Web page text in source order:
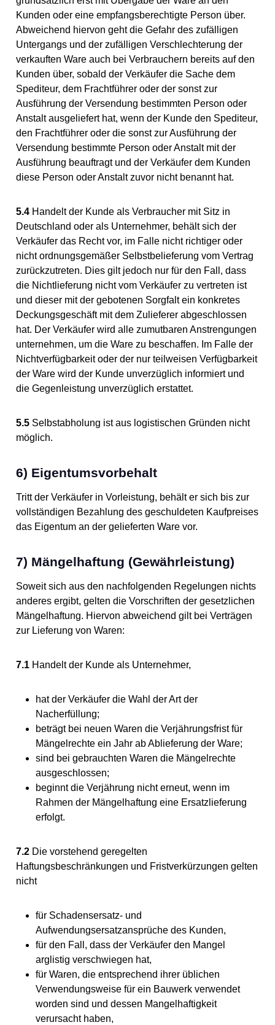
Kunden oder eine empfangsberechtigte Person über.
Abweichend hiervon geht die Gefahr des zufälligen
Untergangs und der zufälligen Verschlechterung der
verkauften Ware auch bei Verbrauchern bereits auf den
Kunden über, sobald der Verkäufer die Sache dem
Spediteur, dem Frachtführer oder der sonst zur
Ausführung der Versendung bestimmten Person oder
Anstalt ausgeliefert hat, wenn der Kunde den Spediteur,
den Frachtführer oder die sonst zur Ausführung der
Versendung bestimmte Person oder Anstalt mit der
Ausführung beauftragt und der Verkäufer dem Kunden
diese Person oder Anstalt zuvor nicht benannt hat.
5.4 Handelt der Kunde als Verbraucher mit Sitz in
Deutschland oder als Unternehmer, behält sich der
Verkäufer das Recht vor, im Falle nicht richtiger oder
nicht ordnungsgemäßer Selbstbelieferung vom Vertrag
zurückzutreten. Dies gilt jedoch nur für den Fall, dass
die Nichtlieferung nicht vom Verkäufer zu vertreten ist
und dieser mit der gebotenen Sorgfalt ein konkretes
Deckungsgeschäft mit dem Zulieferer abgeschlossen
hat. Der Verkäufer wird alle zumutbaren Anstrengungen
unternehmen, um die Ware zu beschaffen. Im Falle der
Nichtverfügbarkeit oder der nur teilweisen Verfügbarkeit
der Ware wird der Kunde unverzüglich informiert und
die Gegenleistung unverzüglich erstattet.
5.5 Selbstabholung ist aus logistischen Gründen nicht
möglich.
6) Eigentumsvorbehalt
Tritt der Verkäufer in Vorleistung, behält er sich bis zur
vollständigen Bezahlung des geschuldeten Kaufpreises
das Eigentum an der gelieferten Ware vor.
7) Mängelhaftung (Gewährleistung)
Soweit sich aus den nachfolgenden Regelungen nichts
anderes ergibt, gelten die Vorschriften der gesetzlichen
Mängelhaftung. Hiervon abweichend gilt bei Verträgen
zur Lieferung von Waren:
7.1 Handelt der Kunde als Unternehmer,
hat der Verkäufer die Wahl der Art der
Nacherfüllung;
beträgt bei neuen Waren die Verjährungsfrist für
Mängelrechte ein Jahr ab Ablieferung der Ware;
sind bei gebrauchten Waren die Mängelrechte
ausgeschlossen;
beginnt die Verjährung nicht erneut, wenn im
Rahmen der Mängelhaftung eine Ersatzlieferung
erfolgt.
7.2 Die vorstehend geregelten
Haftungsbeschränkungen und Fristverkürzungen gelten
nicht
für Schadensersatz- und
Aufwendungsersatzansprüche des Kunden,
für den Fall, dass der Verkäufer den Mangel
arglistig verschwiegen hat,
für Waren, die entsprechend ihrer üblichen
Verwendungsweise für ein Bauwerk verwendet
worden sind und dessen Mangelhaftigkeit
verursacht haben,